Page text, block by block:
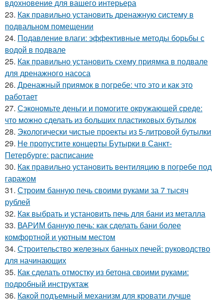
вдохновение для вашего интерьера
23. Как правильно установить дренажную систему в
подвальном помещении
24. Подавление влаги: эффективные методы борьбы с
водой в подвале
25. Как правильно установить схему приямка в подвале
для дренажного насоса
26. Дренажный приямок в погребе: что это и как это
работает
27. Сэкономьте деньги и помогите окружающей среде:
что можно сделать из больших пластиковых бутылок
28. Экологически чистые проекты из 5-литровой бутылки
29. Не пропустите концерты Бутырки в Санкт-
Петербурге: расписание
30. Как правильно установить вентиляцию в погребе под
гаражом
31. Строим банную печь своими руками за 7 тысяч
рублей
32. Как выбрать и установить печь для бани из металла
33. ВАРИМ банную печь: как сделать бани более
комфортной и уютным местом
34. Строительство железных банных печей: руководство
для начинающих
35. Как сделать отмостку из бетона своими руками:
подробный инструктаж
36. Какой подъемный механизм для кровати лучше